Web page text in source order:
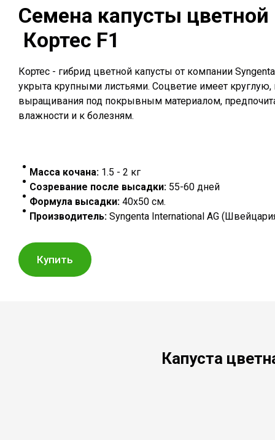
Семена капусты цветной
Кортес F1
Кортес - гибрид цветной капусты от компании
укрыта крупными листьями. Соцветие имеет
выращивания под покрывным материалом,
влажности и к болезням.
Масса кочана: 1.5 - 2 кг
Созревание после высадки: 55-60 дней
Формула высадки: 40х50 см.
Производитель: Syngenta International AG
Купить
Капуста